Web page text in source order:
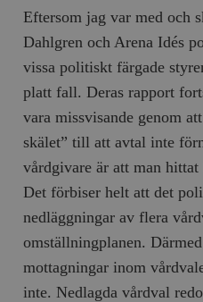
Eftersom jag var med och
Dahlgren och Arena Idés
vissa politiskt färgade
platt fall. Deras rapport
vara missvisande genom
skälet” till att avtal inte
vårdgivare är att man
Det förbiser helt att det
nedläggningar av flera
omställningplanen.
mottagningar inom
inte. Nedlagda vårdval